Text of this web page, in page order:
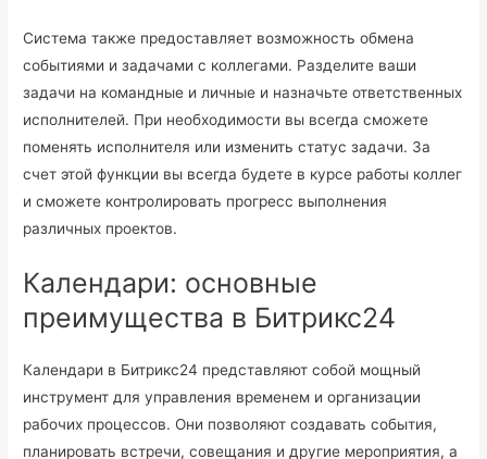
Система также предоставляет возможность обмена
событиями и задачами с коллегами. Разделите ваши
задачи на командные и личные и назначьте ответственных
исполнителей. При необходимости вы всегда сможете
поменять исполнителя или изменить статус задачи. За
счет этой функции вы всегда будете в курсе работы коллег
и сможете контролировать прогресс выполнения
различных проектов.
Календари: основные
преимущества в Битрикс24
Календари в Битрикс24 представляют собой мощный
инструмент для управления временем и организации
рабочих процессов. Они позволяют создавать события,
планировать встречи, совещания и другие мероприятия, а